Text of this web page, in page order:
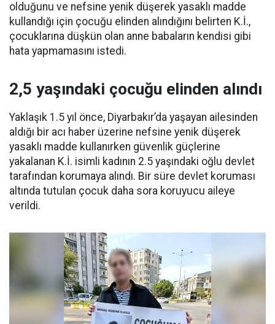
olduğunu ve nefsine yenik düşerek yasaklı madde
kullandığı için çocuğu elinden alındığını belirten K.İ.,
çocuklarına düşkün olan anne babaların kendisi gibi
hata yapmamasını istedi.
2,5 yaşındaki çocuğu elinden alındı
Yaklaşık 1.5 yıl önce, Diyarbakır’da yaşayan ailesinden
aldığı bir acı haber üzerine nefsine yenik düşerek
yasaklı madde kullanırken güvenlik güçlerine
yakalanan K.İ. isimli kadının 2.5 yaşındaki oğlu devlet
tarafından korumaya alındı. Bir süre devlet koruması
altında tutulan çocuk daha sora koruyucu aileye
verildi.